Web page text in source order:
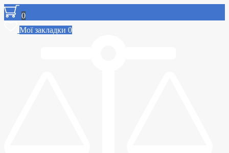
0
Мої закладки 0